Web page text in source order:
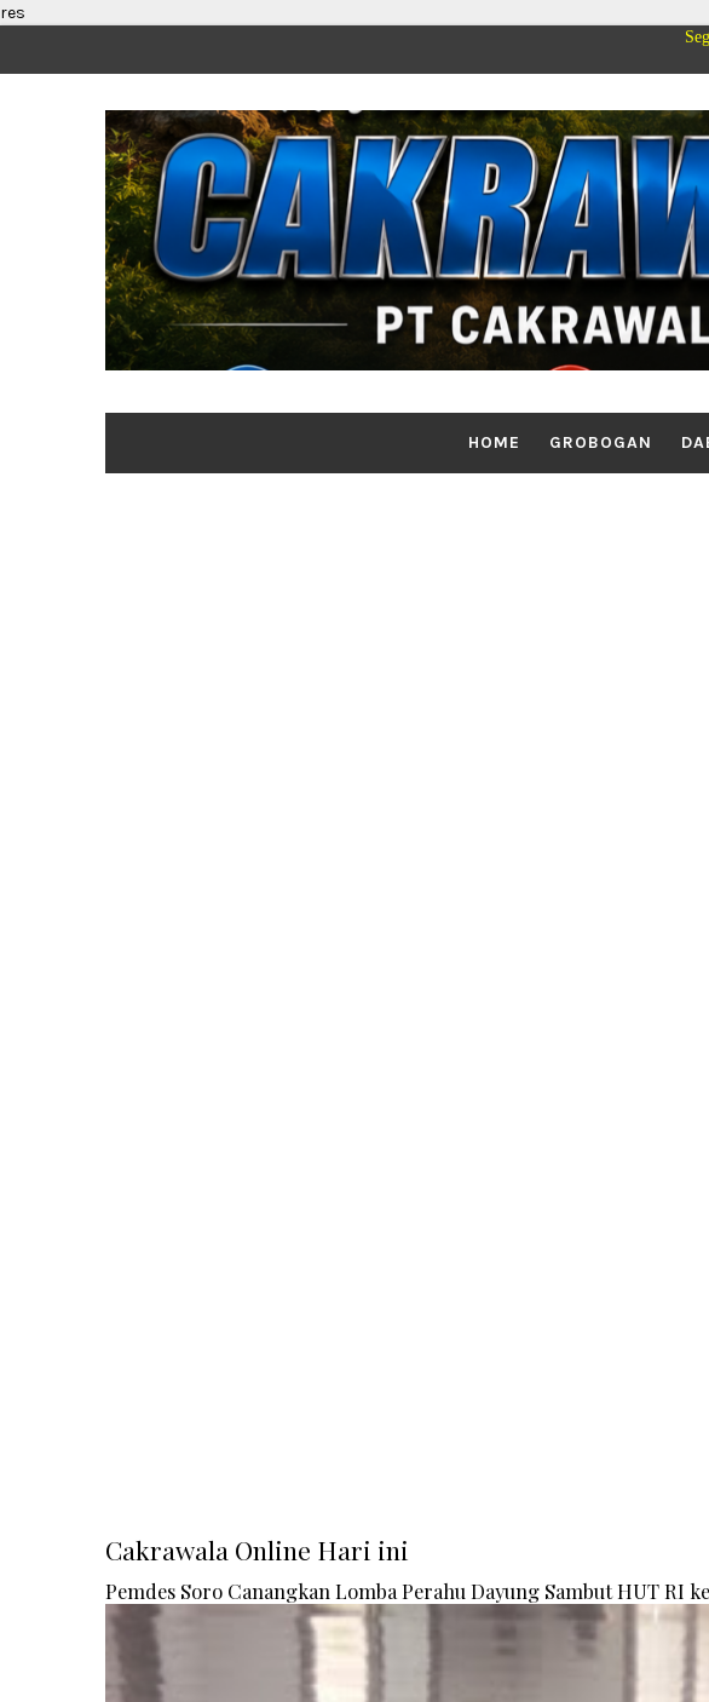
res
Segenap Pimpinan
HOME GROBOGAN
Cakrawala Online Hari ini
Pemdes Soro Canangkan Lomba Perahu Dayung Sambut HUT RI